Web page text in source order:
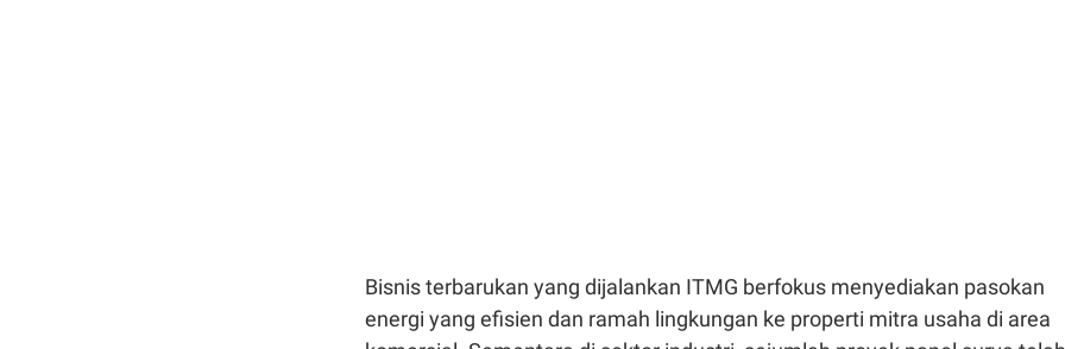
Bisnis terbarukan yang dijalankan ITMG berfokus menyediakan pasokan
energi yang efisien dan ramah lingkungan ke properti mitra usaha di area